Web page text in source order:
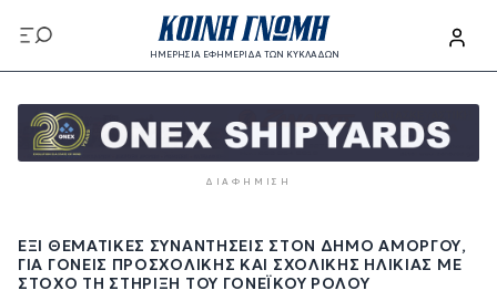
προς
το
περιεχόμενο
ΗΜΕΡΗΣΙΑ ΕΦΗΜΕΡΙΔΑ ΤΩΝ ΚΥΚΛΑΔΩΝ
προς
κυρίως
ΔΙΑΦΉΜΙΣΗ
ΈΞΙ ΘΕΜΑΤΙΚΈΣ ΣΥΝΑΝΤΉΣΕΙΣ ΣΤΟΝ ΔΉΜΟ ΑΜΟΡΓΟΎ,
ΓΙΑ ΓΟΝΕΊΣ ΠΡΟΣΧΟΛΙΚΉΣ ΚΑΙ ΣΧΟΛΙΚΉΣ ΗΛΙΚΊΑΣ ΜΕ
ΣΤΌΧΟ ΤΗ ΣΤΉΡΙΞΗ ΤΟΥ ΓΟΝΕΪΚΟΎ ΡΌΛΟΥ